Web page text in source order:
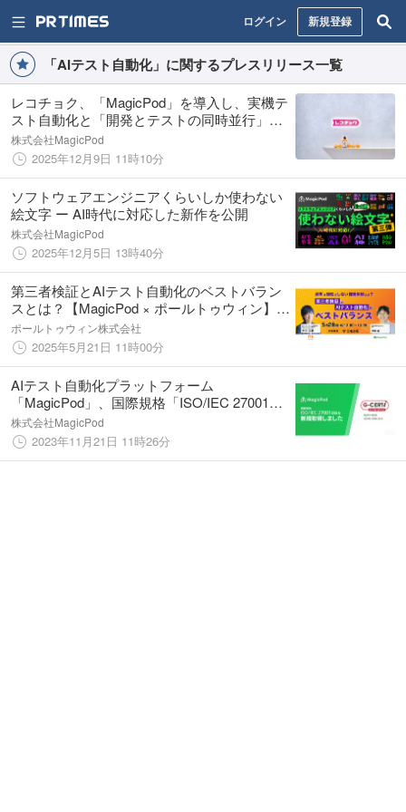
ログイン 新規登録
「AIテスト自動化」に関するプレスリリース一覧
レコチョク、「MagicPod」を導入し、実機テ
スト自動化と「開発とテストの同時並行」を
実現 テスト通過率は約90%を維持
株式会社MagicPod
2025年12月9日 11時10分
ソフトウェアエンジニアくらいしか使わない
絵文字 ー AI時代に対応した新作を公開
株式会社MagicPod
2025年12月5日 13時40分
第三者検証とAIテスト自動化のベストバラン
スとは？【MagicPod × ポールトゥウィン】特
別ウェビナー開催
ポールトゥウィン株式会社
2025年5月21日 11時00分
AIテスト自動化プラットフォーム
「MagicPod」、国際規格「ISO/IEC 27001」
認証を新規取得
株式会社MagicPod
2023年11月21日 11時26分